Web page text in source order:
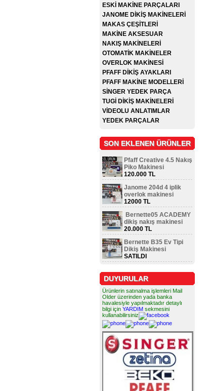
ESKİ MAKİNE PARÇALARI
JANOME DİKİŞ MAKİNELERİ
MAKAS ÇEŞİTLERİ
MAKİNE AKSESUAR
NAKIŞ MAKİNELERİ
OTOMATİK MAKİNELER
OVERLOK MAKİNESİ
PFAFF DİKİŞ AYAKLARI
PFAFF MAKİNE MODELLERİ
SİNGER YEDEK PARÇA
TUGİ DİKİŞ MAKİNELERİ
VİDEOLU ANLATIMLAR
YEDEK PARÇALAR
SON EKLENEN ÜRÜNLER
Pfaff Creative 4.5 Nakış
Piko Makinesi
120.000 TL
Janome 204d 4 iplik
overlok makinesi
12000 TL
Bernette05 ACADEMY
dikiş nakış makinesi
20.000 TL
Bernette B35 Ev Tipi
Dikiş Makinesi
SATILDI
DUYURULAR
Ürünlerin satınalma işlemleri Mail
Older üzerinden yada banka
havalesiyle yapılmaktadır detaylı
bilgi için YARDIM sekmesini
kullanabilirsiniz